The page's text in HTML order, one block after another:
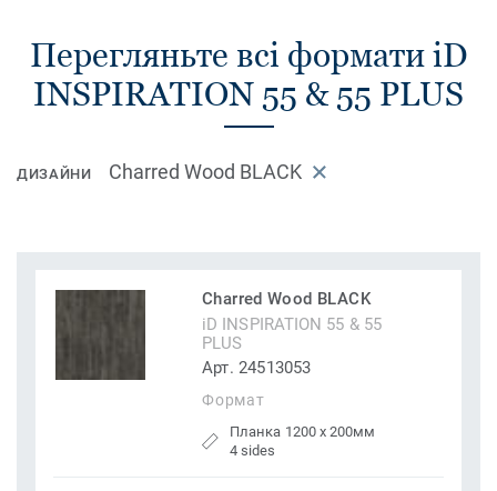
Перегляньте всі формати iD
INSPIRATION 55 & 55 PLUS
ДИЗАЙНИ Charred Wood BLACK
Charred Wood BLACK
iD INSPIRATION 55 & 55
PLUS
Арт. 24513053
Формат
Планка 1200 x 200мм
4 sides